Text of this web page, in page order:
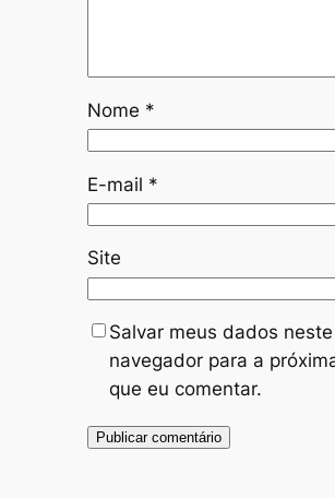
Nome *
E-mail *
Site
Salvar meus dados neste
navegador para a
que eu comentar.